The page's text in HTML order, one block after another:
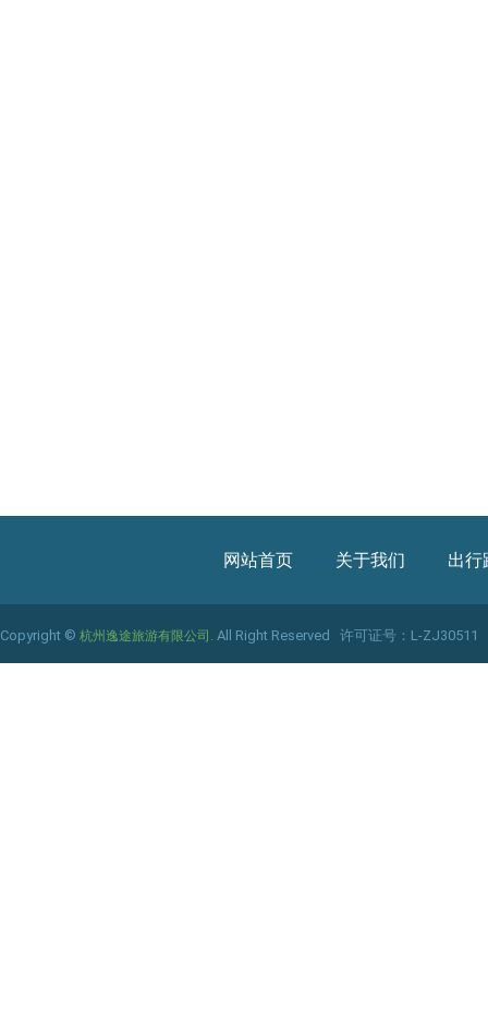
网站首页 关于我们 出行
Copyright © 杭州逸途旅游有限公司 . All Right Reserved 许可证号：L-ZJ30511